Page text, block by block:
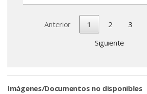
Anterior 1 2 3
Siguiente
Imágenes/Documentos no disponibles